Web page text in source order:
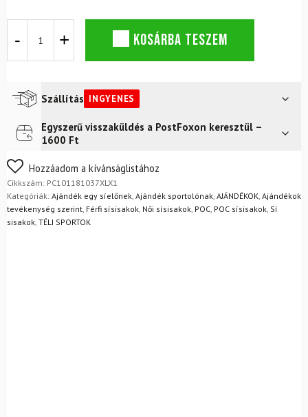
POC
Ed
Uranium
Black
Matt
KOSÁRBA TESZEM
Szállítás INGYENES
Futár a címreIngyenes
FoxPost
Egyszerű visszaküldés a PostFoxon keresztül –
1600 Ft
Nem biztos a választásában? Semmi gond – a terméket
egyszerűen visszaküldheti 14 napon belül, indoklás nélkül.
Mik a visszaküldés feltételei?
Hozzáadom a kívánságlistához
Cikkszám: PC101181037XLX1
Kategóriák: Ajándék egy síelőnek Ajándék sportolónak AJÁNDÉKOK Ajándékok
tevékenység szerint Férfi sísisakok Női sísisakok POC POC sísisakok Sí
sisakok TÉLI SPORTOK